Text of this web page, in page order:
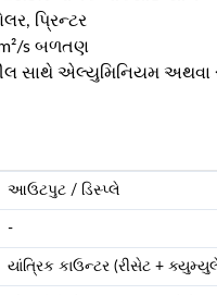
પ્રિન્ટર
s બળતણ
સાથે એલ્યુમિનિયમ અથવા
આઉટપુટ / ડિસ્પ્લે
-
યાંત્રિક કાઉન્ટર (રીસેટ +